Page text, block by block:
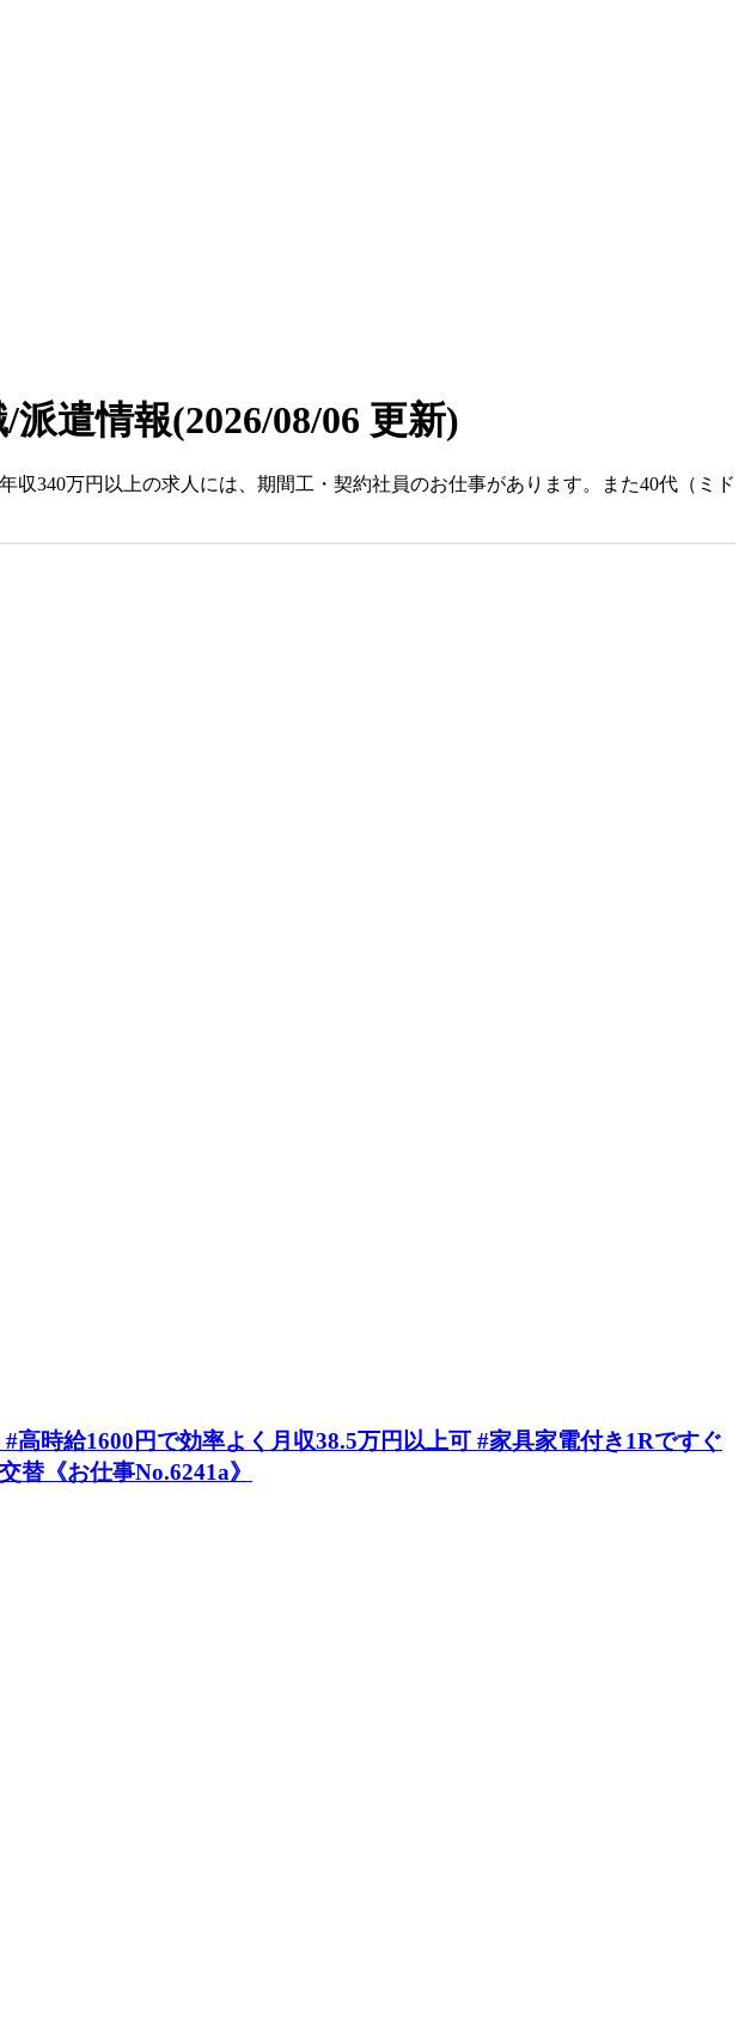
派遣情報(2026/08/06 更新)
340万円以上の求人には、期間工・契約社員のお仕事があります。また40代（ミド
時給1600円で効率よく月収38.5万円以上可 #家具家電付き1Rですぐ
《お仕事No.6241a》